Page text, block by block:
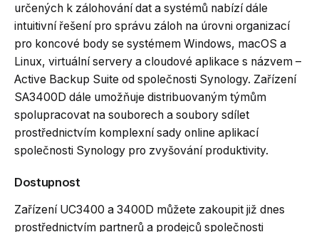
určených k zálohování dat a systémů nabízí dále
intuitivní řešení pro správu záloh na úrovni organizací
pro koncové body se systémem Windows, macOS a
Linux, virtuální servery a cloudové aplikace s názvem –
Active Backup Suite od společnosti Synology. Zařízení
SA3400D dále umožňuje distribuovaným týmům
spolupracovat na souborech a soubory sdílet
prostřednictvím komplexní sady online aplikací
společnosti Synology pro zvyšování produktivity.
Dostupnost
Zařízení UC3400 a 3400D můžete zakoupit již dnes
prostřednictvím partnerů a prodejců společnosti